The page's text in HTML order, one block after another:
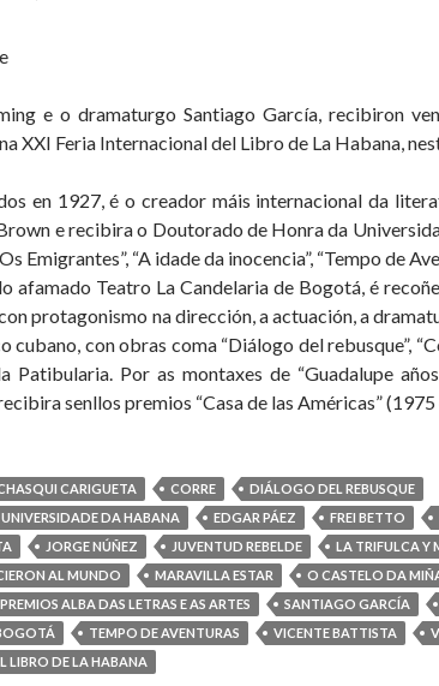
e o dramaturgo Santiago García, recibiron
XXI Feria Internacional del Libro de La Habana,
en 1927, é o creador máis internacional da
e recibira o Doutorado de Honra da
Emigrantes”, “A idade da inocencia”, “Tempo de
afamado Teatro La Candelaria de Bogotá, é
protagonismo na dirección, a actuación, a
con obras coma “Diálogo del rebusque”,
Patibularia. Por as montaxes de “Guadalupe
senllos premios “Casa de las Américas”
CARIGUETA CORRE
DIÁLOGO DEL REBUSQUE
DA HABANA
EDGAR PÁEZ FREI BETTO
JORGE NÚÑEZ JUVENTUD REBELDE
LA TRIFULCA Y
AL MUNDO
MARAVILLA ESTAR O CASTELO DA
PREMIOS ALBA DAS LETRAS E AS ARTES SANTIAGO GARCÍA
TEMPO DE AVENTURAS VICENTE BATTISTA
LIBRO DE LA HABANA